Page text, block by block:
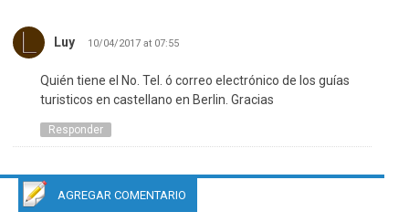
Luy 10/04/2017 at 07:55
Quién tiene el No. Tel. ó correo electrónico de los guías
turisticos en castellano en Berlin. Gracias
Responder
AGREGAR COMENTARIO